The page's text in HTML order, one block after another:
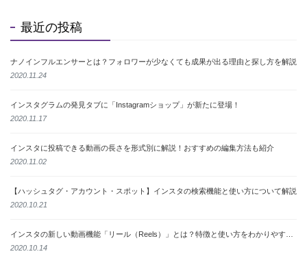
最近の投稿
ナノインフルエンサーとは？フォロワーが少なくても成果が出る理由と探し方を解説
2020.11.24
インスタグラムの発見タブに「Instagramショップ」が新たに登場！
2020.11.17
インスタに投稿できる動画の長さを形式別に解説！おすすめの編集方法も紹介
2020.11.02
【ハッシュタグ・アカウント・スポット】インスタの検索機能と使い方について解説
2020.10.21
2020.10.14